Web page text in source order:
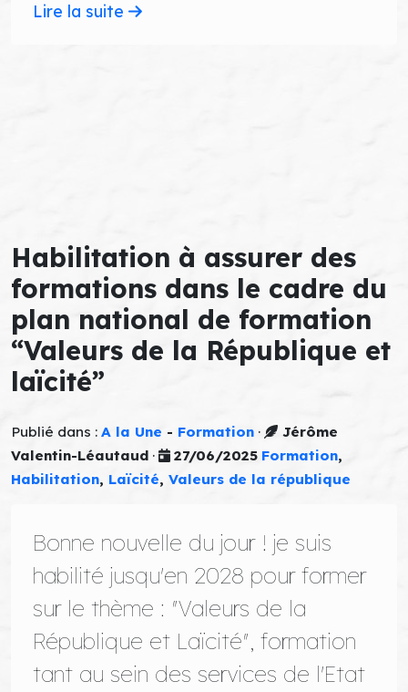
Lire la suite
Habilitation à assurer des
formations dans le cadre du
plan national de formation
“Valeurs de la République et
laïcité”
Publié dans : A la Une - Formation ·
Jérôme
Valentin-Léautaud · 27/06/2025 Formation,
Habilitation, Laïcité, Valeurs de la république
Bonne nouvelle du jour ! je suis
habilité jusqu'en 2028 pour former
sur le thème : "Valeurs de la
République et Laïcité", formation
tant au sein des services de l'Etat